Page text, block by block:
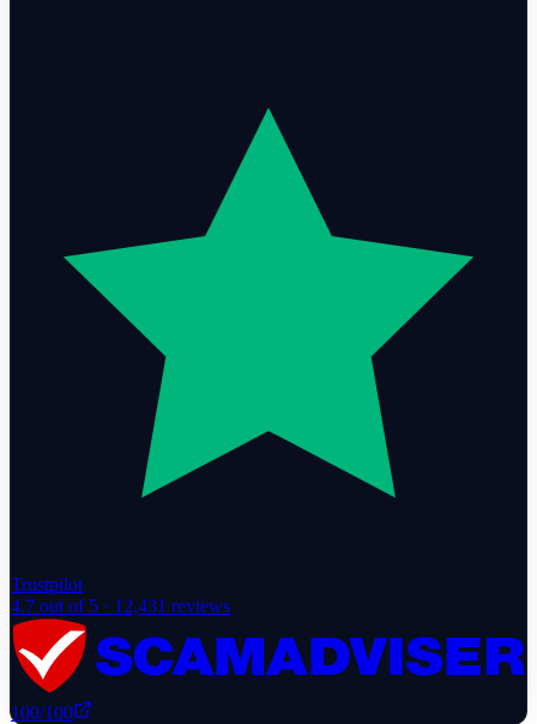
Trustpilot
4.7 out of 5 · 12,431 reviews
100/100